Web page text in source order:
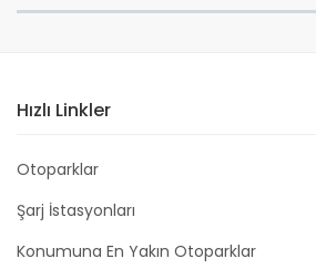
Hızlı Linkler
Otoparklar
Şarj İstasyonları
Konumuna En Yakın Otoparklar